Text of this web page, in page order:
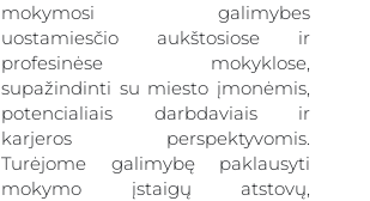
mokymosi galimybes
uostamiesčio aukštosiose ir
profesinėse mokyklose,
supažindinti su miesto įmonėmis,
potencialiais darbdaviais ir
karjeros perspektyvomis.
Turėjome galimybę paklausyti
mokymo įstaigų atstovų,